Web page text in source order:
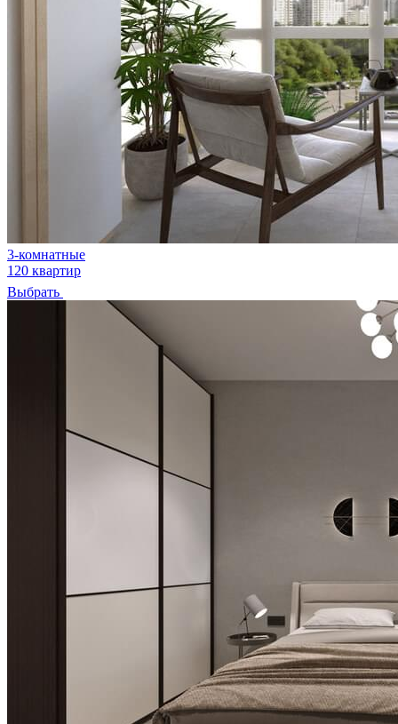
3-комнатные
120 квартир
Выбрать